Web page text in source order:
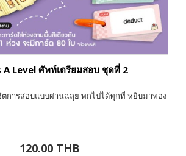
A Level ศัพท์เตรียมสอบ ชุดที่ 2
การสอบแบบผ่านฉลุย พกไปได้ทุกที่ หยิบมาท่อง
120.00 THB